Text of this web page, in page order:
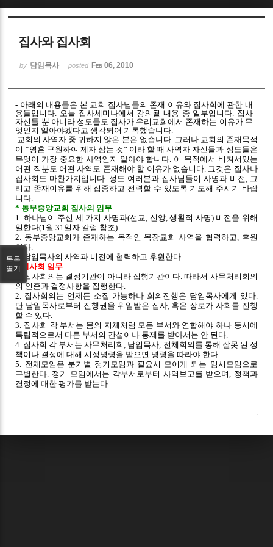
집사와 집사회
by 담임목사 posted Feb 06, 2010
- 아래의 내용들은 본 교회 집사님들의 존재 이유와 집사회에 관한 내
용들입니다. 오늘 집사세미나에서 강의될 내용 중 일부입니다. 집사
자신들 뿐 아니라 성도들도 집사가 우리교회에서 존재하는 이유가 무
엇인지 알아야겠다고 생각되어 기록했습니다.
교회의 사역자 중 귀하지 않은 분은 없습니다. 그러나 교회의 존재목적
이 “영혼 구원하여 제자 삼는 것” 이라 할 때 사역자 자신들과 성도들은
무엇이 가장 중요한 사역인지 알아야 합니다. 이 목적에서 비켜서있는
어떤 직분도 어떤 사역도 존재해야 할 이유가 없습니다. 그것은 집사나
집사회도 마찬가지입니다. 성도 여러분과 집사님들이 사명과 비전, 그
리고 존재이유를 위해 집중하고 전력할 수 있도록 기도해 주시기 바랍
니다.
* 동부중앙교회 집사의 임무
1. 하나님이 주신 세 가지 사명과(선교, 신앙, 생활적 사명) 비전을 위해
일한다(1월 31일자 칼럼 참조).
2. 동부중앙교회가 존재하는 목적인 목장교회 사역을 협력하고, 후원
한다.
3. 담임목사의 사역과 비전에 협력하고 후원한다.
* 집사회 임무
1. 집사회의는 결정기관이 아니라 집행기관이다. 따라서 사무처리회의
의 인준과 결정사항을 집행한다.
2. 집사회의는 언제든 소집 가능하나 회의진행은 담임목사에게 있다.
단 담임목사로부터 진행권을 위임받은 집사, 혹은 장로가 사회를 진행
할 수 있다.
3. 집사회 각 부서는 몸의 지체처럼 모든 부서와 연합해야 하나 동시에
독립적으로서 다른 부서의 간섭이나 통제를 받아서는 안 된다.
4. 집사회 각 부서는 사무처리회, 담임목사, 전체회의를 통해 잘못 된 정
책이나 결정에 대해 시정명령을 받으면 명령을 따라야 한다.
5. 전체모임은 분기별 정기모임과 필요시 모이게 되는 임시모임으로
구별한다. 정기 모임에서는 각부서로부터 사역보고를 받으며, 정책과
결정에 대한 평가를 받는다.
목록
열기
Sketchbook5, 스케치북5
Sketchbook5, 스케치북5